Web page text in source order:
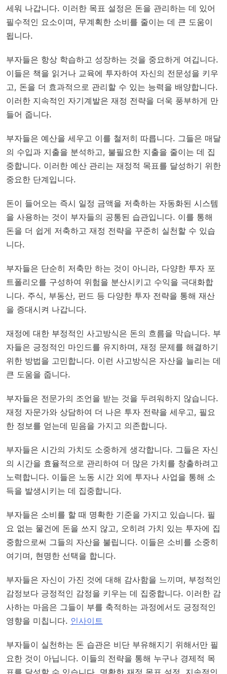
세워 나갑니다. 이러한 목표 설정은 돈을 관리하는 데 있어
필수적인 요소이며, 무계획한 소비를 줄이는 데 큰 도움이
됩니다.
부자들은 항상 학습하고 성장하는 것을 중요하게 여깁니다.
이들은 책을 읽거나 교육에 투자하여 자신의 전문성을 키우
고, 돈을 더 효과적으로 관리할 수 있는 능력을 배양합니다.
이러한 지속적인 자기계발은 재정 전략을 더욱 풍부하게 만
들어 줍니다.
부자들은 예산을 세우고 이를 철저히 따릅니다. 그들은 매달
의 수입과 지출을 분석하고, 불필요한 지출을 줄이는 데 집
중합니다. 이러한 예산 관리는 재정적 목표를 달성하기 위한
중요한 단계입니다.
돈이 들어오는 즉시 일정 금액을 저축하는 자동화된 시스템
을 사용하는 것이 부자들의 공통된 습관입니다. 이를 통해
돈을 더 쉽게 저축하고 재정 전략을 꾸준히 실천할 수 있습
니다.
부자들은 단순히 저축만 하는 것이 아니라, 다양한 투자 포
트폴리오를 구성하여 위험을 분산시키고 수익을 극대화합
니다. 주식, 부동산, 펀드 등 다양한 투자 전략을 통해 재산
을 증대시켜 나갑니다.
재정에 대한 부정적인 사고방식은 돈의 흐름을 막습니다. 부
자들은 긍정적인 마인드를 유지하며, 재정 문제를 해결하기
위한 방법을 고민합니다. 이런 사고방식은 자산을 늘리는 데
큰 도움을 줍니다.
부자들은 전문가의 조언을 받는 것을 두려워하지 않습니다.
재정 자문가와 상담하여 더 나은 투자 전략을 세우고, 필요
한 정보를 얻는데 믿음을 가지고 의존합니다.
부자들은 시간의 가치도 소중하게 생각합니다. 그들은 자신
의 시간을 효율적으로 관리하여 더 많은 가치를 창출하려고
노력합니다. 이들은 노동 시간 외에 투자나 사업을 통해 소
득을 발생시키는 데 집중합니다.
부자들은 소비를 할 때 명확한 기준을 가지고 있습니다. 필
요 없는 물건에 돈을 쓰지 않고, 오히려 가치 있는 투자에 집
중함으로써 그들의 자산을 불립니다. 이들은 소비를 소중히
여기며, 현명한 선택을 합니다.
부자들은 자신이 가진 것에 대해 감사함을 느끼며, 부정적인
감정보다 긍정적인 감정을 키우는 데 집중합니다. 이러한 감
사하는 마음은 그들이 부를 축적하는 과정에서도 긍정적인
영향을 미칩니다. 인사이트
부자들이 실천하는 돈 습관은 비단 부유해지기 위해서만 필
요한 것이 아닙니다. 이들의 전략을 통해 누구나 경제적 목
표를 달성할 수 있습니다. 명확한 재정 목표 설정, 지속적인